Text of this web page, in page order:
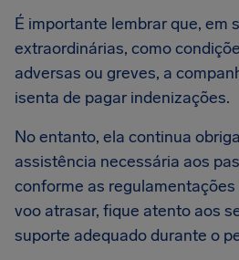
É importante lembrar que, em
extraordinárias, como
adversas ou greves, a
isenta de pagar indenizações.
No entanto, ela continua
assistência necessária aos
conforme as regulamentações
voo atrasar, fique atento aos
suporte adequado durante o